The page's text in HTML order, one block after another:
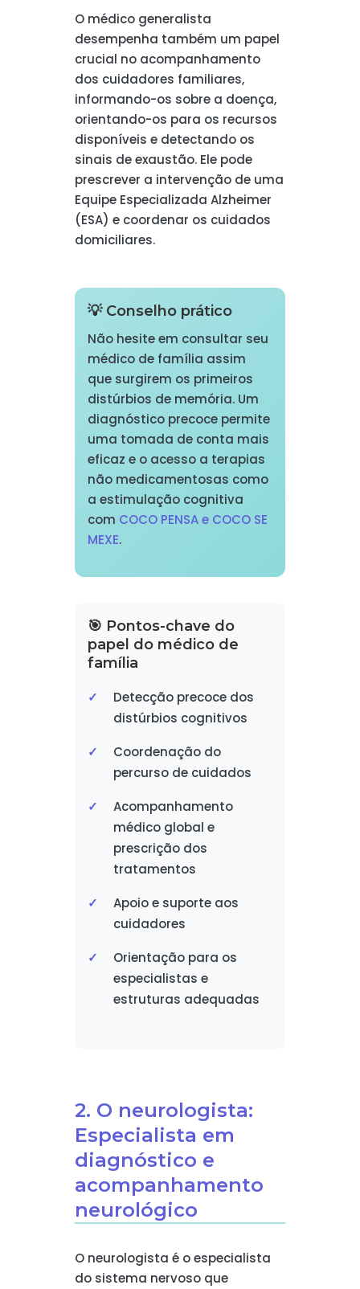
O médico generalista
desempenha também um papel
crucial no acompanhamento
dos cuidadores familiares,
informando-os sobre a doença,
orientando-os para os recursos
disponíveis e detectando os
sinais de exaustão. Ele pode
prescrever a intervenção de uma
Equipe Especializada Alzheimer
(ESA) e coordenar os cuidados
domiciliares.
💡 Conselho prático
Não hesite em consultar seu
médico de família assim
que surgirem os primeiros
distúrbios de memória. Um
diagnóstico precoce permite
uma tomada de conta mais
eficaz e o acesso a terapias
não medicamentosas como
a estimulação cognitiva
com COCO PENSA e COCO SE
MEXE.
🎯 Pontos-chave do
papel do médico de
família
Detecção precoce dos
distúrbios cognitivos
Coordenação do
percurso de cuidados
Acompanhamento
médico global e
prescrição dos
tratamentos
Apoio e suporte aos
cuidadores
Orientação para os
especialistas e
estruturas adequadas
2. O neurologista:
Especialista em
diagnóstico e
acompanhamento
neurológico
O neurologista é o especialista
do sistema nervoso que